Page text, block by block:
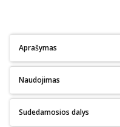
Aprašymas
Tinka alergiškiems:Ne
Tinka diabetikams:
Ekologiškas :Ne
Naudojimas
Paruošimas:
Svarbu tiksliai laikytis
Sudedamosios dalys